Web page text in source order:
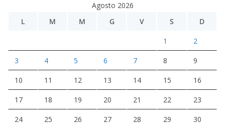
Agosto 2026
L
M M G V S D
1 2
3 4 5 6 7 8 9
10 11 12 13 14 15 16
17 18 19 20 21 22 23
24 25 26 27 28 29 30